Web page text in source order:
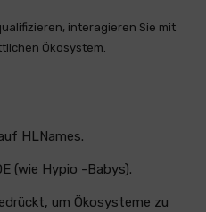
interagieren Sie mit
Ökosystem.
HLNames.
(wie Hypio -Babys).
um Ökosysteme zu